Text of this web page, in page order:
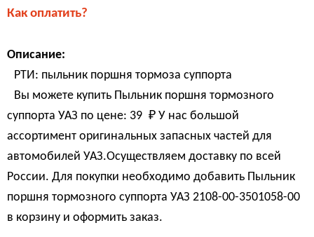
Как оплатить?
Описание:
РТИ: пыльник поршня тормоза суппорта
Вы можете купить Пыльник поршня тормозного
суппорта УАЗ по цене: 39 ₽ У нас большой
ассортимент оригинальных запасных частей для
автомобилей УАЗ.Осуществляем доставку по всей
России. Для покупки необходимо добавить Пыльник
поршня тормозного суппорта УАЗ 2108-00-3501058-00
в корзину и оформить заказ.